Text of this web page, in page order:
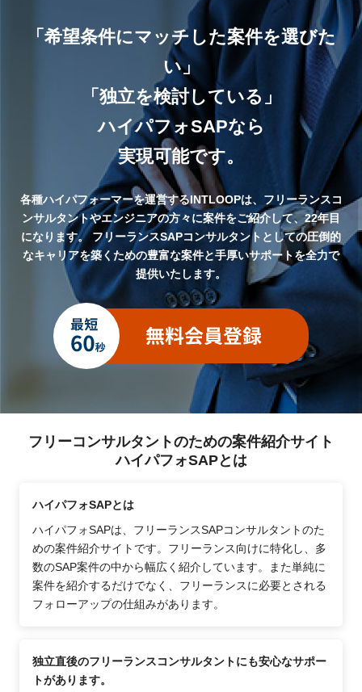
「希望条件にマッチした案件を選びた
い」
「独立を検討している」
ハイパフォSAPなら
実現可能です。
各種ハイパフォーマーを運営するINTLOOPは、フリーランスコ
ンサルタントやエンジニアの方々に案件をご紹介して、22年目
になります。フリーランスSAPコンサルタントとしての圧倒的
なキャリアを築くための豊富な案件と手厚いサポートを全力で
提供いたします。
フリーコンサルタントのための案件紹介サイト
ハイパフォSAPとは
ハイパフォSAPとは
ハイパフォSAPは、フリーランスSAPコンサルタントのた
めの案件紹介サイトです。フリーランス向けに特化し、多
数のSAP案件の中から幅広く紹介しています。また単純に
案件を紹介するだけでなく、フリーランスに必要とされる
フォローアップの仕組みがあります。
独立直後のフリーランスコンサルタントにも安心なサポー
トがあります。